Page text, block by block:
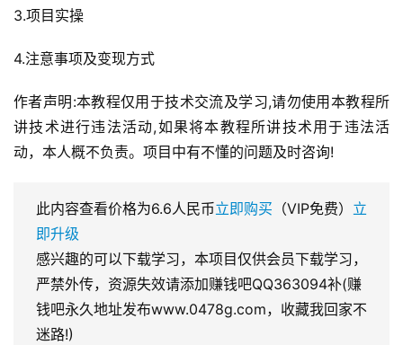
3.项目实操
4.注意事项及变现方式
作者声明:本教程仅用于技术交流及学习,请勿使用本教程所
讲技术进行违法活动,如果将本教程所讲技术用于违法活
动，本人概不负责。项目中有不懂的问题及时咨询!
此内容查看价格为6.6人民币立即购买 （VIP免费） 立
即升级
感兴趣的可以下载学习，本项目仅供会员下载学习，
严禁外传，资源失效请添加赚钱吧QQ363094补(赚
钱吧永久地址发布www.0478g.com，收藏我回家不
迷路!)